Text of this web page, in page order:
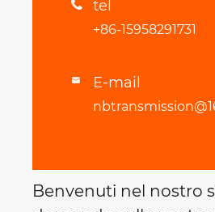
 tel
+86-15958291731
 E-mail
Benvenuti nel nostro